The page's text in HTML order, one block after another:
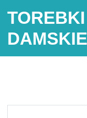
TOREBKI
DAMSKIE